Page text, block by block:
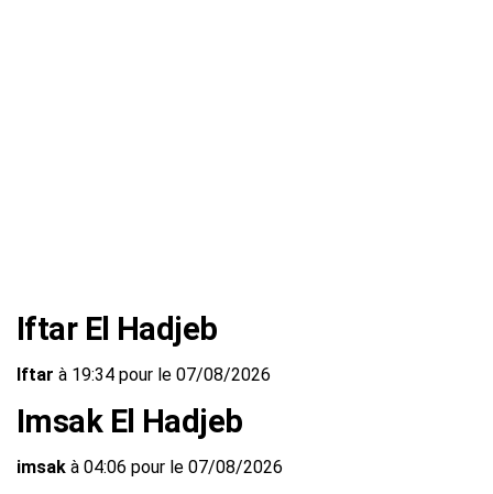
Iftar El Hadjeb
Iftar à 19:34 pour le 07/08/2026
Imsak El Hadjeb
imsak à 04:06 pour le 07/08/2026